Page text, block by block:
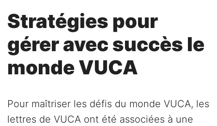
Stratégies pour
gérer avec succès le
monde VUCA
Pour maîtriser les défis du monde VUCA, les
lettres de VUCA ont été associées à une